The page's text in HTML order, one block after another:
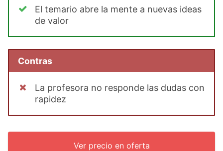
El temario abre la mente a nuevas ideas
de valor
Contras
La profesora no responde las dudas con
rapidez
Ver precio en oferta